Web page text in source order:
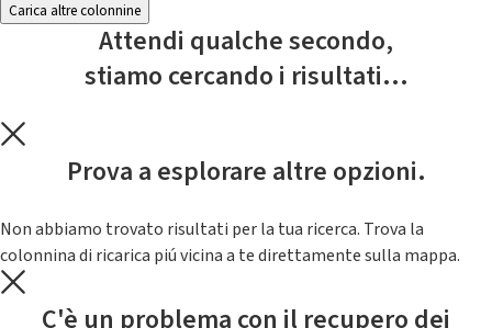
Carica altre colonnine
Attendi qualche secondo,
stiamo cercando i risultati...
Prova a esplorare altre opzioni.
Non abbiamo trovato risultati per la tua ricerca. Trova la
colonnina di ricarica piú vicina a te direttamente sulla mappa.
C'è un problema con il recupero dei